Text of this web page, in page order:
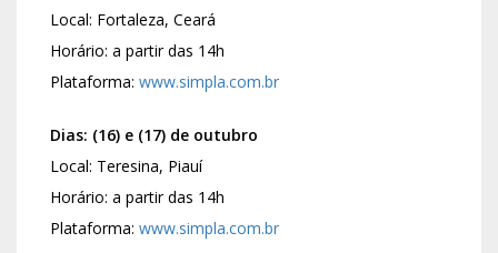
Local: Fortaleza, Ceará
Horário: a partir das 14h
Plataforma: www.simpla.com.br
Dias: (16) e (17) de outubro
Local: Teresina, Piauí
Horário: a partir das 14h
Plataforma: www.simpla.com.br